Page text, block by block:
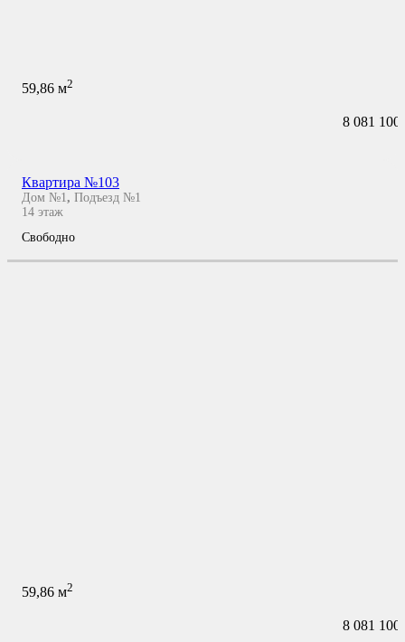
59,86 м2
8 081 100
Квартира №103
Дом №1 , Подъезд №1
14 этаж
Свободно
59,86 м2
8 081 100